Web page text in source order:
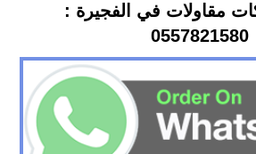
مقاولات في الفجيرة :
0557821580